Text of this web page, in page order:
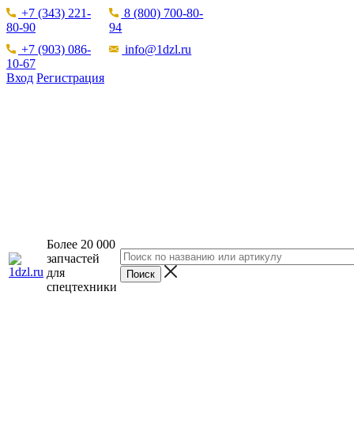
+7 (343) 221-
80-90
8 (800) 700-80-
94
+7 (903) 086-
10-67
info@1dzl.ru
Вход Регистрация
Более 20 000
запчастей
для
спецтехники